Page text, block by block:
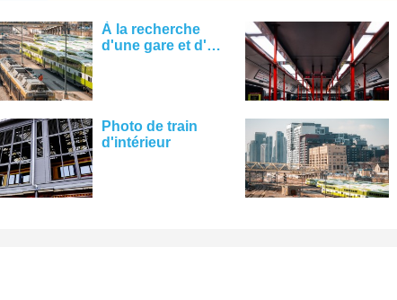
À la recherche
d'une gare et d'un
Photo de train
d'intérieur